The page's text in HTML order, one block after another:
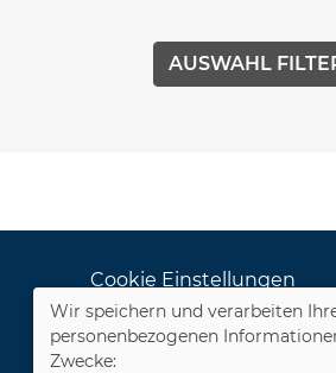
Cookie Einstellungen
Dozenten-Login
Wir speichern und verarbeiten
personenbezogenen
Zwecke: